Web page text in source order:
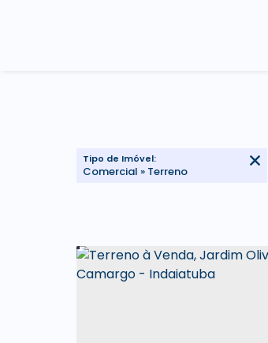
Tipo de Imóvel:
Comercial » Terreno